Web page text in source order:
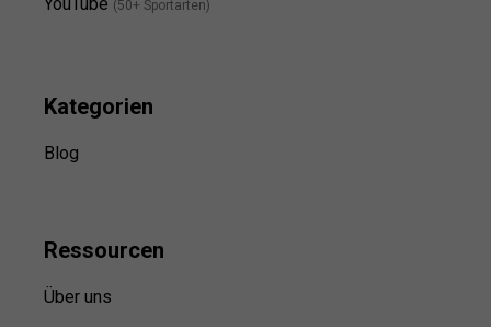
YouTube (50+ Sportarten)
Kategorien
Blog
Ressourcen
Über uns